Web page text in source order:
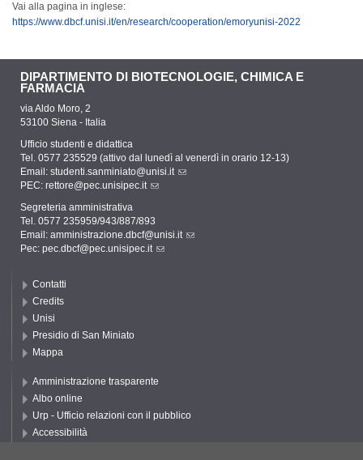
Vai alla pagina in inglese:
https://www.dbcf.unisi.it/en/research/cooperation/emoryunisi-2022
DIPARTIMENTO DI BIOTECNOLOGIE, CHIMICA E
FARMACIA
via Aldo Moro, 2
53100 Siena - Italia
Ufficio studenti e didattica
Tel. 0577 235529 (attivo dal lunedì al venerdì in orario 12-13)
Email: studenti.sanminiato@unisi.it
PEC: rettore@pec.unisipec.it
Segreteria amministrativa
Tel. 0577 235959/943/887/893
Email: amministrazione.dbcf@unisi.it
Pec: pec.dbcf@pec.unisipec.it
Contatti
Credits
Unisi
Presidio di San Miniato
Mappa
Amministrazione trasparente
Albo online
Urp - Ufficio relazioni con il pubblico
Accessibilità